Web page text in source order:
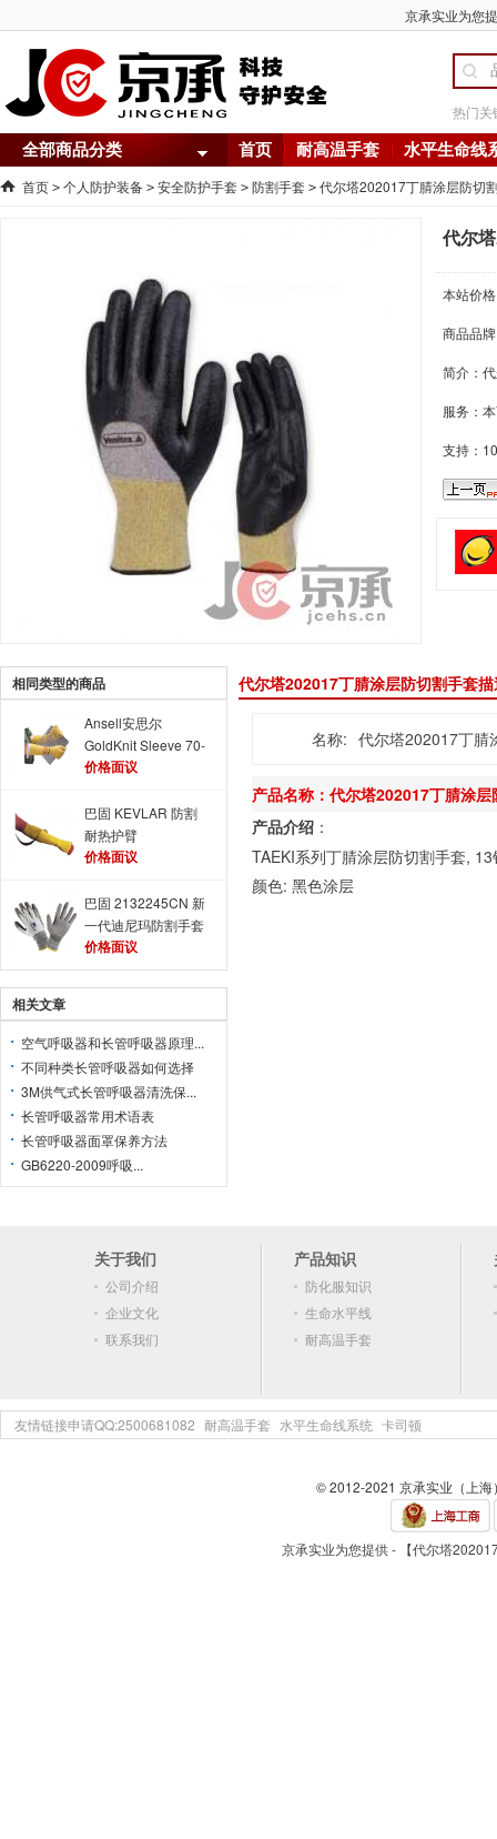
京承实业为您
热门关
全部商品分类 首页 耐高温手套 水平生命线
首页 > 个人防护装备 > 安全防护手套 > 防割手套 > 代尔塔202017丁腈涂层防切
代尔
本站价
商品品
简介：
服务：
支持：
相同类型的商品
Ansell安思尔
GoldKnit Sleeve 70-
138抗割手套
价格面议
巴固 KEVLAR 防割
耐热护臂
4402835CN
价格面议
巴固 2132245CN 新
一代迪尼玛防割手套
价格面议
相关文章
空气呼吸器和长管呼吸器原理...
不同种类长管呼吸器如何选择
3M供气式长管呼吸器清洗保...
长管呼吸器常用术语表
长管呼吸器面罩保养方法
GB6220-2009呼吸...
代尔塔202017丁腈涂层防切割手套
名称: 代尔塔202017丁腈
产品名称：代尔塔202017丁腈涂层
产品介绍 ：
TAEKI系列丁腈涂层防切割手套,
颜色: 黑色涂层
关于我们
公司介绍
企业文化
联系我们
产品知识
防化服知识
生命水平线
耐高温手套
友情链接申请QQ:2500681082 耐高温手套 水平生命线系统 卡司顿
© 2012-2021 京承实业（上
京承实业为您提供 - 【代尔塔